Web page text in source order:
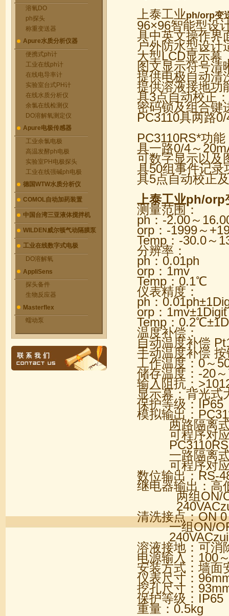
溶氧DO
ph探头
称重变送器
Apure水质分析仪器
便携式ph计
工业在线ph计
在线电导率计
实验室台式PH计
在线水质分析仪
余氯在线检测仪
DO溶解氧测定仪
Apure电极传感器
工业余氯电极
高温发酵ph电极
实验室PH电极探头
工业在线强碱ph电极
德国WTW水质分析仪
COMOL自动加药装置
中国台湾三亚液体搅拌机
WILDEN威尔顿气动隔膜泵
工业在线数字式电极
DO溶解氧
AppliSens
探头备件
生物反应器
Masterflex
蠕动泵
上泰工业ph/orp变
96×96智能型设
具中英文操作界
户外防水型设计
大型LCD显示幕
图文显示符号清
提供电极自动清
提供溶液接地功
具3点自动校正
密码锁及组合键
PC3110具两路
PC3110RS*功能
具一路0/4～
可数字显示以及
具50组事件记录
具5点自动校正
上泰工业ph/orp
测量范围：
ph：-2.00～
orp：-1999～
Temp：-30.0～
分辨率：
ph：0.01ph
orp：1mv
Temp：0.1℃
仪表精度：
ph：
orp：1mv±1Digit
Temp：
温度补偿：
自动温度补偿
手动温度补偿
工作温度：0～
储存温度：-20
输入阻抗：
显示幕：背光式
保护等级：IP65
模拟输出：
两路隔离式
可程序对应
PC3110RS
一路隔离式
可程序对应
数位输出：RS-
继电器输出：高
两组ON/
240VACzui
清洗接点：ON
一组ON/
240VACzui
溶液接地：可消
电源输入：100
安装方式：墙面
仪表尺寸：
挖孔尺寸：
保护等级：IP65
重量：0.5kg